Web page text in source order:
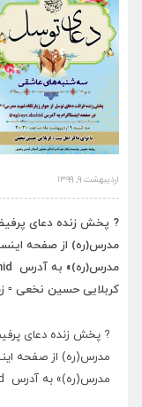
اردیبهشت ۹, ۱۳۹۹
? پخش زنده دعای
مدرس(ره) از صفحه
کربلایی حسین نخعی ▫️ زمان: سه شنبه ۹
? پخش زنده دعای
مدرس(ره) از صفحه
مدرس(ره)» به آدرس https://instagram.com/aghaye.shahid